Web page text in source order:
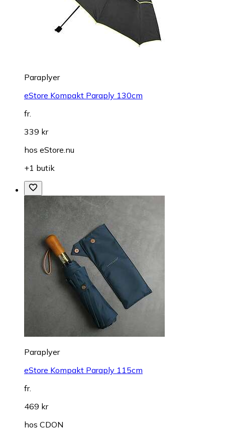
Paraplyer
eStore Kompakt Paraply 130cm
fr.
339 kr
hos eStore.nu
+1 butik
Paraplyer
eStore Kompakt Paraply 115cm
fr.
469 kr
hos CDON